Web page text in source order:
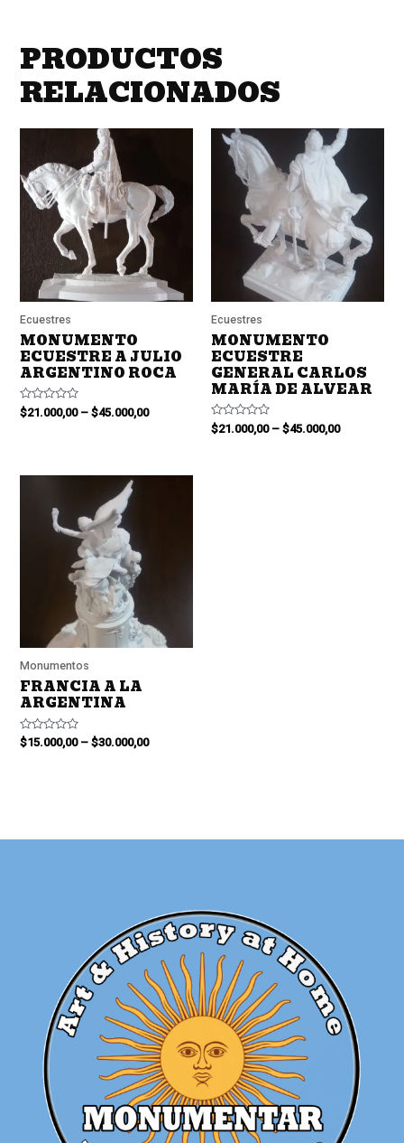
PRODUCTOS
RELACIONADOS
Ecuestres
MONUMENTO
ECUESTRE A JULIO
ARGENTINO ROCA
Valorado
en
$21.000,00–$45.000,00
Ecuestres
MONUMENTO
ECUESTRE
GENERAL CARLOS
MARÍA DE ALVEAR
Valorado
en
$21.000,00– $45.000,00
Monumentos
FRANCIA A LA
ARGENTINA
Valorado
en
$15.000,00–$30.000,00